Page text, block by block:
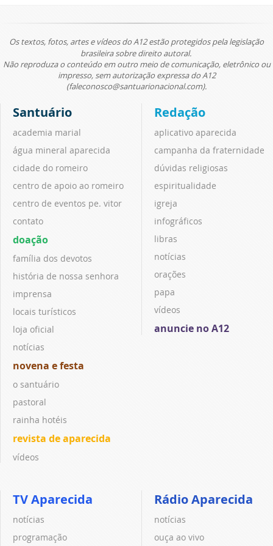
Os textos, fotos, artes e vídeos do A12 estão protegidos pela legislação
brasileira sobre direito autoral.
Não reproduza o conteúdo em outro meio de comunicação, eletrônico ou
impresso, sem autorização expressa do A12
(faleconosco@santuarionacional.com).
Santuário
academia marial
água mineral aparecida
cidade do romeiro
centro de apoio ao romeiro
centro de eventos pe. vitor
contato
doação
família dos devotos
história de nossa senhora
imprensa
locais turísticos
loja oficial
notícias
novena e festa
o santuário
pastoral
rainha hotéis
revista de aparecida
vídeos
Redação
aplicativo aparecida
campanha da fraternidade
dúvidas religiosas
espiritualidade
igreja
infográficos
libras
notícias
orações
papa
vídeos
anuncie no A12
TV Aparecida
notícias
programação
Rádio Aparecida
notícias
ouça ao vivo